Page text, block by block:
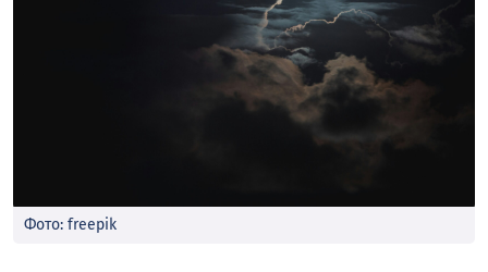
Фото: freepik